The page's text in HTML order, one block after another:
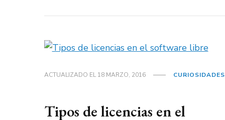
ACTUALIZADO EL18 MARZO, 2016 CURIOSIDADES
Tipos de licencias en el